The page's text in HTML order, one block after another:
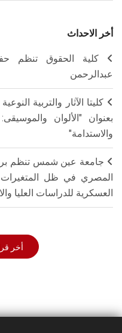
أخر الاحداث
كلية الحقوق تنظم
عبدالرحمن
كليتا الآثار والتربية
بعنوان "الألوان
والاستدامة"
جامعة عين شمس تنظم
المصري في ظل المتغيرات
العسكرية للدراسات العليا
أخر